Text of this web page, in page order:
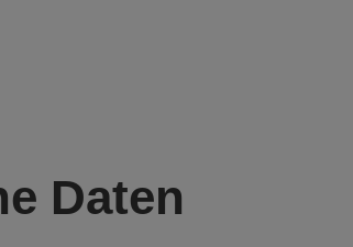
Daten